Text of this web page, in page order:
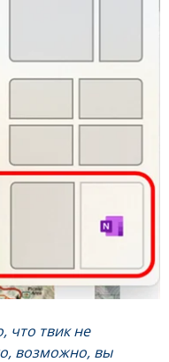
что твик не
возможно, вы